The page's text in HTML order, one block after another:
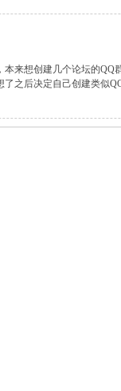
来想创建几个论坛的
之后决定自己创建类似